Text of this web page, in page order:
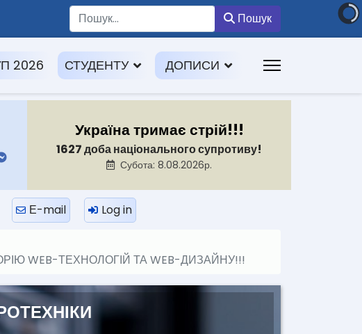
Пошук
2026 СТУДЕНТУ ДОПИСИ
Україна тримає стрій!!!
1627 доба національного супротиву!
Субота: 8.08.2026р.
Е-mail Log in
WEB-ТЕХНОЛОГІЙ ТА WEB-ДИЗАЙНУ!!!